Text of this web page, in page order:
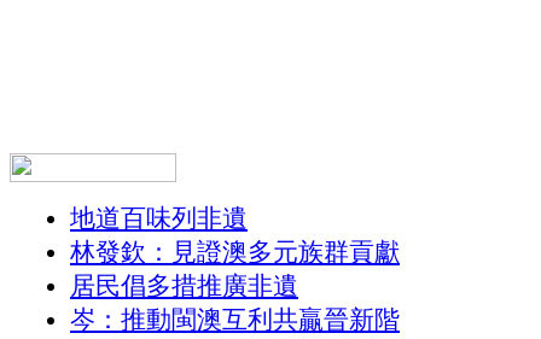
地道百味列非遺
林發欽：見證澳多元族群貢獻
居民倡多措推廣非遺
岑：推動閩澳互利共贏晉新階